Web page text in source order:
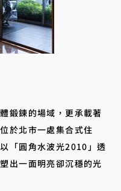
鍛鍊的場域，更承載著
於北市一處集合式住
「圓角水波光2010」透
出一面明亮卻沉穩的光